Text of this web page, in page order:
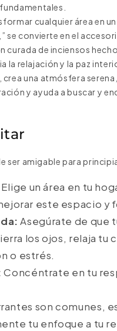
cualquier área en
se convierte en el
de inciensos
la relajación y la paz
una atmósfera
y ayuda a buscar y
ser amigable para
Elige un área en tu
este espacio y
Asegúrate de que
los ojos, relaja tu
o estrés.
Concéntrate en tu
son comunes,
tu enfoque a tu